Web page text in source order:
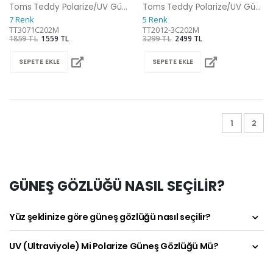
Toms Teddy Polarize/UV Güneş Gözlüğü
7 Renk
TT3071C202M
1859 TL 1559 TL
SEPETE EKLE
Toms Teddy Polarize/UV Güneş Gözlüğü
5 Renk
TT2012-3C202M
3299 TL 2499 TL
SEPETE EKLE
1 2
GÜNEŞ GÖZLÜĞÜ NASIL SEÇİLİR?
Yüz şeklinize göre güneş gözlüğü nasıl seçilir?
UV (Ultraviyole) Mi Polarize Güneş Gözlüğü Mü?